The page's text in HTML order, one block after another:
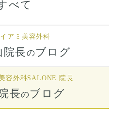
べて
アミ美容外科
院長のブログ
容外科SALONE 院長
長のブログ